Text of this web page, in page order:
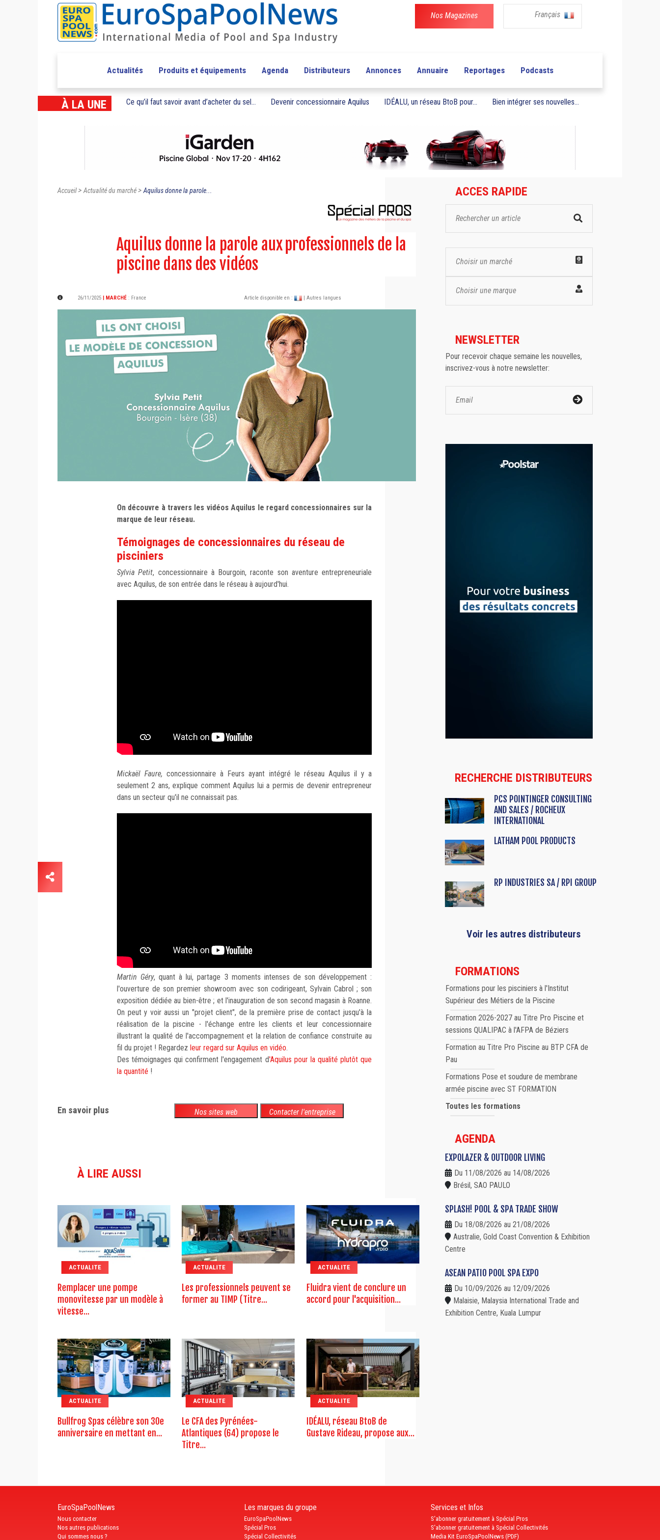
Nos Magazines Français
Actualités Produits et équipements Agenda Distributeurs Annonces Annuaire Reportages Podcasts
À LA UNE Ce qu’il faut savoir avant d’acheter du sel... Devenir concessionnaire Aquilus IDÉALU, un réseau BtoB pour... Bien intégrer ses nouvelles...
Accueil>Actualité du marché>Aquilus donne la parole...
Aquilus donne la parole aux professionnels de la
piscine dans des vidéos
26/11/2025 | MARCHÉ : France Article disponible en : | Autres langues
On découvre à travers les vidéos Aquilus le regard concessionnaires sur la
marque de leur réseau.
Témoignages de concessionnaires du réseau de
pisciniers
Sylvia Petit, concessionnaire à Bourgoin, raconte son aventure entrepreneuriale
avec Aquilus, de son entrée dans le réseau à aujourd'hui.
Mickaël Faure, concessionnaire à Feurs ayant intégré le réseau Aquilus il y a
seulement 2 ans, explique comment Aquilus lui a permis de devenir entrepreneur
dans un secteur qu'il ne connaissait pas.
Martin Géry, quant à lui, partage 3 moments intenses de son développement :
l'ouverture de son premier showroom avec son codirigeant, Sylvain Cabrol ; son
exposition dédiée au bien-être ; et l'inauguration de son second magasin à Roanne.
On peut y voir aussi un "projet client", de la première prise de contact jusqu'à la
réalisation de la piscine - l'échange entre les clients et leur concessionnaire
illustrant la qualité de l'accompagnement et la relation de confiance construite au
fil du projet ! Regardez leur regard sur Aquilus en vidéo.
Des témoignages qui confirment l'engagement d'Aquilus pour la qualité plutôt que
la quantité !
En savoir plus Nos sites web Contacter l'entreprise
À LIRE AUSSI
ACTUALITE
Remplacer une pompe
monovitesse par un modèle à
vitesse...
ACTUALITE
Les professionnels peuvent se
former au TIMP (Titre...
ACTUALITE
Fluidra vient de conclure un
accord pour l'acquisition...
ACTUALITE
Bullfrog Spas célèbre son 30e
anniversaire en mettant en...
ACTUALITE
Le CFA des Pyrénées-
Atlantiques (64) propose le
Titre...
ACTUALITE
IDÉALU, réseau BtoB de
Gustave Rideau, propose aux...
ACCES RAPIDE
Choisir un marché
Choisir une marque
NEWSLETTER
Pour recevoir chaque semaine les nouvelles,
inscrivez-vous à notre newsletter:
RECHERCHE DISTRIBUTEURS
PCS POINTINGER CONSULTING
AND SALES / ROCHEUX
INTERNATIONAL
LATHAM POOL PRODUCTS
RP INDUSTRIES SA / RPI GROUP
Voir les autres distributeurs
FORMATIONS
Formations pour les pisciniers à l'Institut
Supérieur des Métiers de la Piscine
Formation 2026-2027 au Titre Pro Piscine et
sessions QUALIPAC à l'AFPA de Béziers
Formation au Titre Pro Piscine au BTP CFA de
Pau
Formations Pose et soudure de membrane
armée piscine avec ST FORMATION
Toutes les formations
AGENDA
EXPOLAZER & OUTDOOR LIVING
Du 11/08/2026 au 14/08/2026
Brésil, SAO PAULO
SPLASH! POOL & SPA TRADE SHOW
Du 18/08/2026 au 21/08/2026
Australie, Gold Coast Convention & Exhibition
Centre
ASEAN PATIO POOL SPA EXPO
Du 10/09/2026 au 12/09/2026
Malaisie, Malaysia International Trade and
Exhibition Centre, Kuala Lumpur
EuroSpaPoolNews
Nous contacter
Nos autres publications
Qui sommes nous ?
Les marques du groupe
EuroSpaPoolNews
Spécial Pros
Spécial Collectivités
Services et Infos
S'abonner gratuitement à Spécial Pros
S'abonner gratuitement à Spécial Collectivités
Media Kit EuroSpaPoolNews (PDF)